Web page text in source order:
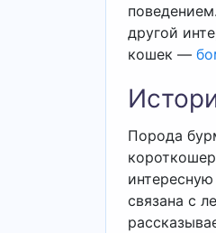
другой
кошек —
Порода
связана с